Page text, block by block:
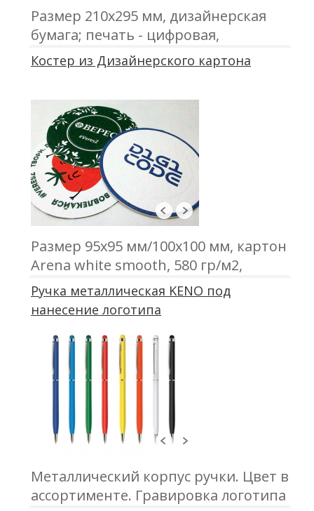
Размер 210х295 мм, дизайнерская
бумага; печать - цифровая,
офсетная; тиснение; нумерация
Костер из Дизайнерского картона
Размер 95х95 мм/100х100 мм, картон
Arena white smooth, 580 гр/м2,
печать трафаретная, высечка
Ручка металлическая KENO под
нанесение логотипа
Металлический корпус ручки. Цвет в
ассортименте. Гравировка логотипа